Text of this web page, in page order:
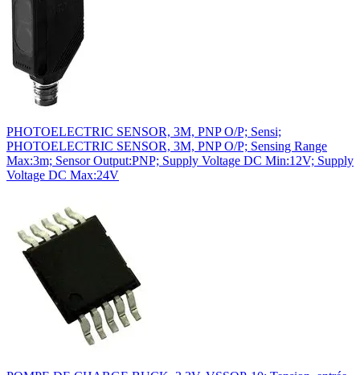
PHOTOELECTRIC SENSOR, 3M, PNP O/P; Sensi;
PHOTOELECTRIC SENSOR, 3M, PNP O/P; Sensing Range
Max:3m; Sensor Output:PNP; Supply Voltage DC Min:12V; Supply
Voltage DC Max:24V